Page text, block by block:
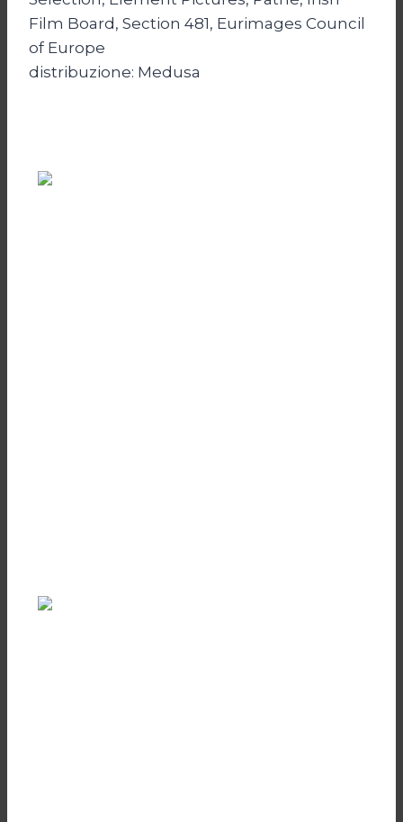
Film Board, Section 481, Eurimages Council
of Europe
distribuzione: Medusa